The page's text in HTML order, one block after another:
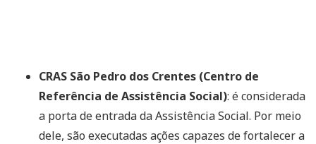
CRAS São Pedro dos Crentes (Centro de
Referência de Assistência Social): é considerada
a porta de entrada da Assistência Social. Por meio
dele, são executadas ações capazes de fortalecer a